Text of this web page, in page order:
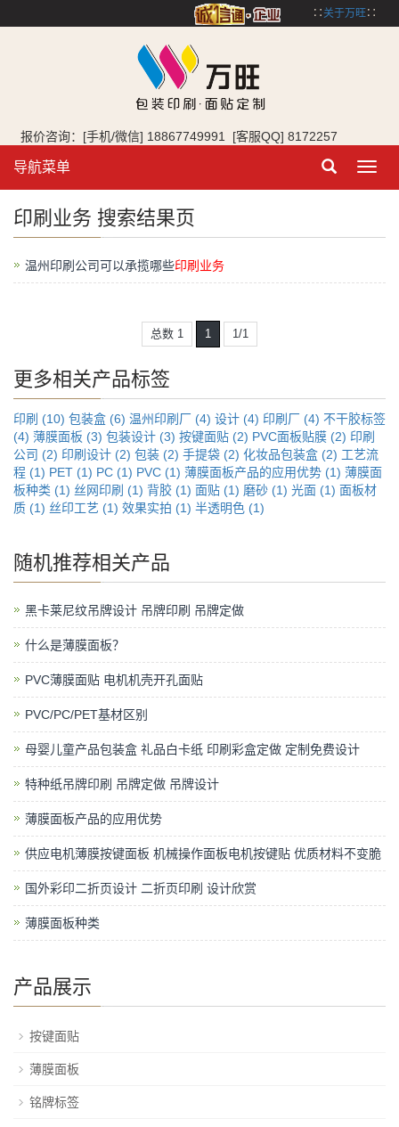
∷ 关于万旺∷
报价咨询：[手机/微信] 18867749991 [客服QQ] 8172257
导航菜单
印刷业务 搜索结果页
温州印刷公司可以承揽哪些印刷业务
总数 1 1 1/1
更多相关产品标签
印刷 (10) 包装盒 (6) 温州印刷厂 (4) 设计 (4) 印刷厂 (4) 不干胶标签
(4) 薄膜面板 (3) 包装设计 (3) 按键面贴 (2) PVC面板贴膜 (2) 印刷
公司 (2) 印刷设计 (2) 包装 (2) 手提袋 (2) 化妆品包装盒 (2) 工艺流
程 (1) PET (1) PC (1) PVC (1) 薄膜面板产品的应用优势 (1) 薄膜面
板种类 (1) 丝网印刷 (1) 背胶 (1) 面贴 (1) 磨砂 (1) 光面 (1) 面板材
质 (1) 丝印工艺 (1) 效果实拍 (1) 半透明色 (1)
随机推荐相关产品
黑卡莱尼纹吊牌设计 吊牌印刷 吊牌定做
什么是薄膜面板？
PVC薄膜面贴 电机机壳开孔面贴
PVC/PC/PET基材区别
母婴儿童产品包装盒 礼品白卡纸 印刷彩盒定做 定制免费设计
特种纸吊牌印刷 吊牌定做 吊牌设计
薄膜面板产品的应用优势
供应电机薄膜按键面板 机械操作面板电机按键贴 优质材料不变脆
国外彩印二折页设计 二折页印刷 设计欣赏
薄膜面板种类
产品展示
按键面贴
薄膜面板
铭牌标签